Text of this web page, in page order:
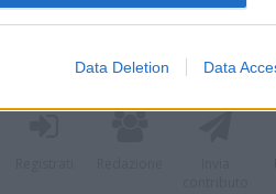
Data Deletion Data
Tassone, Liliana